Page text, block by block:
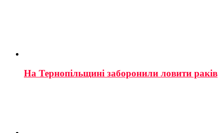
На Тернопільщині заборонили ловити раків